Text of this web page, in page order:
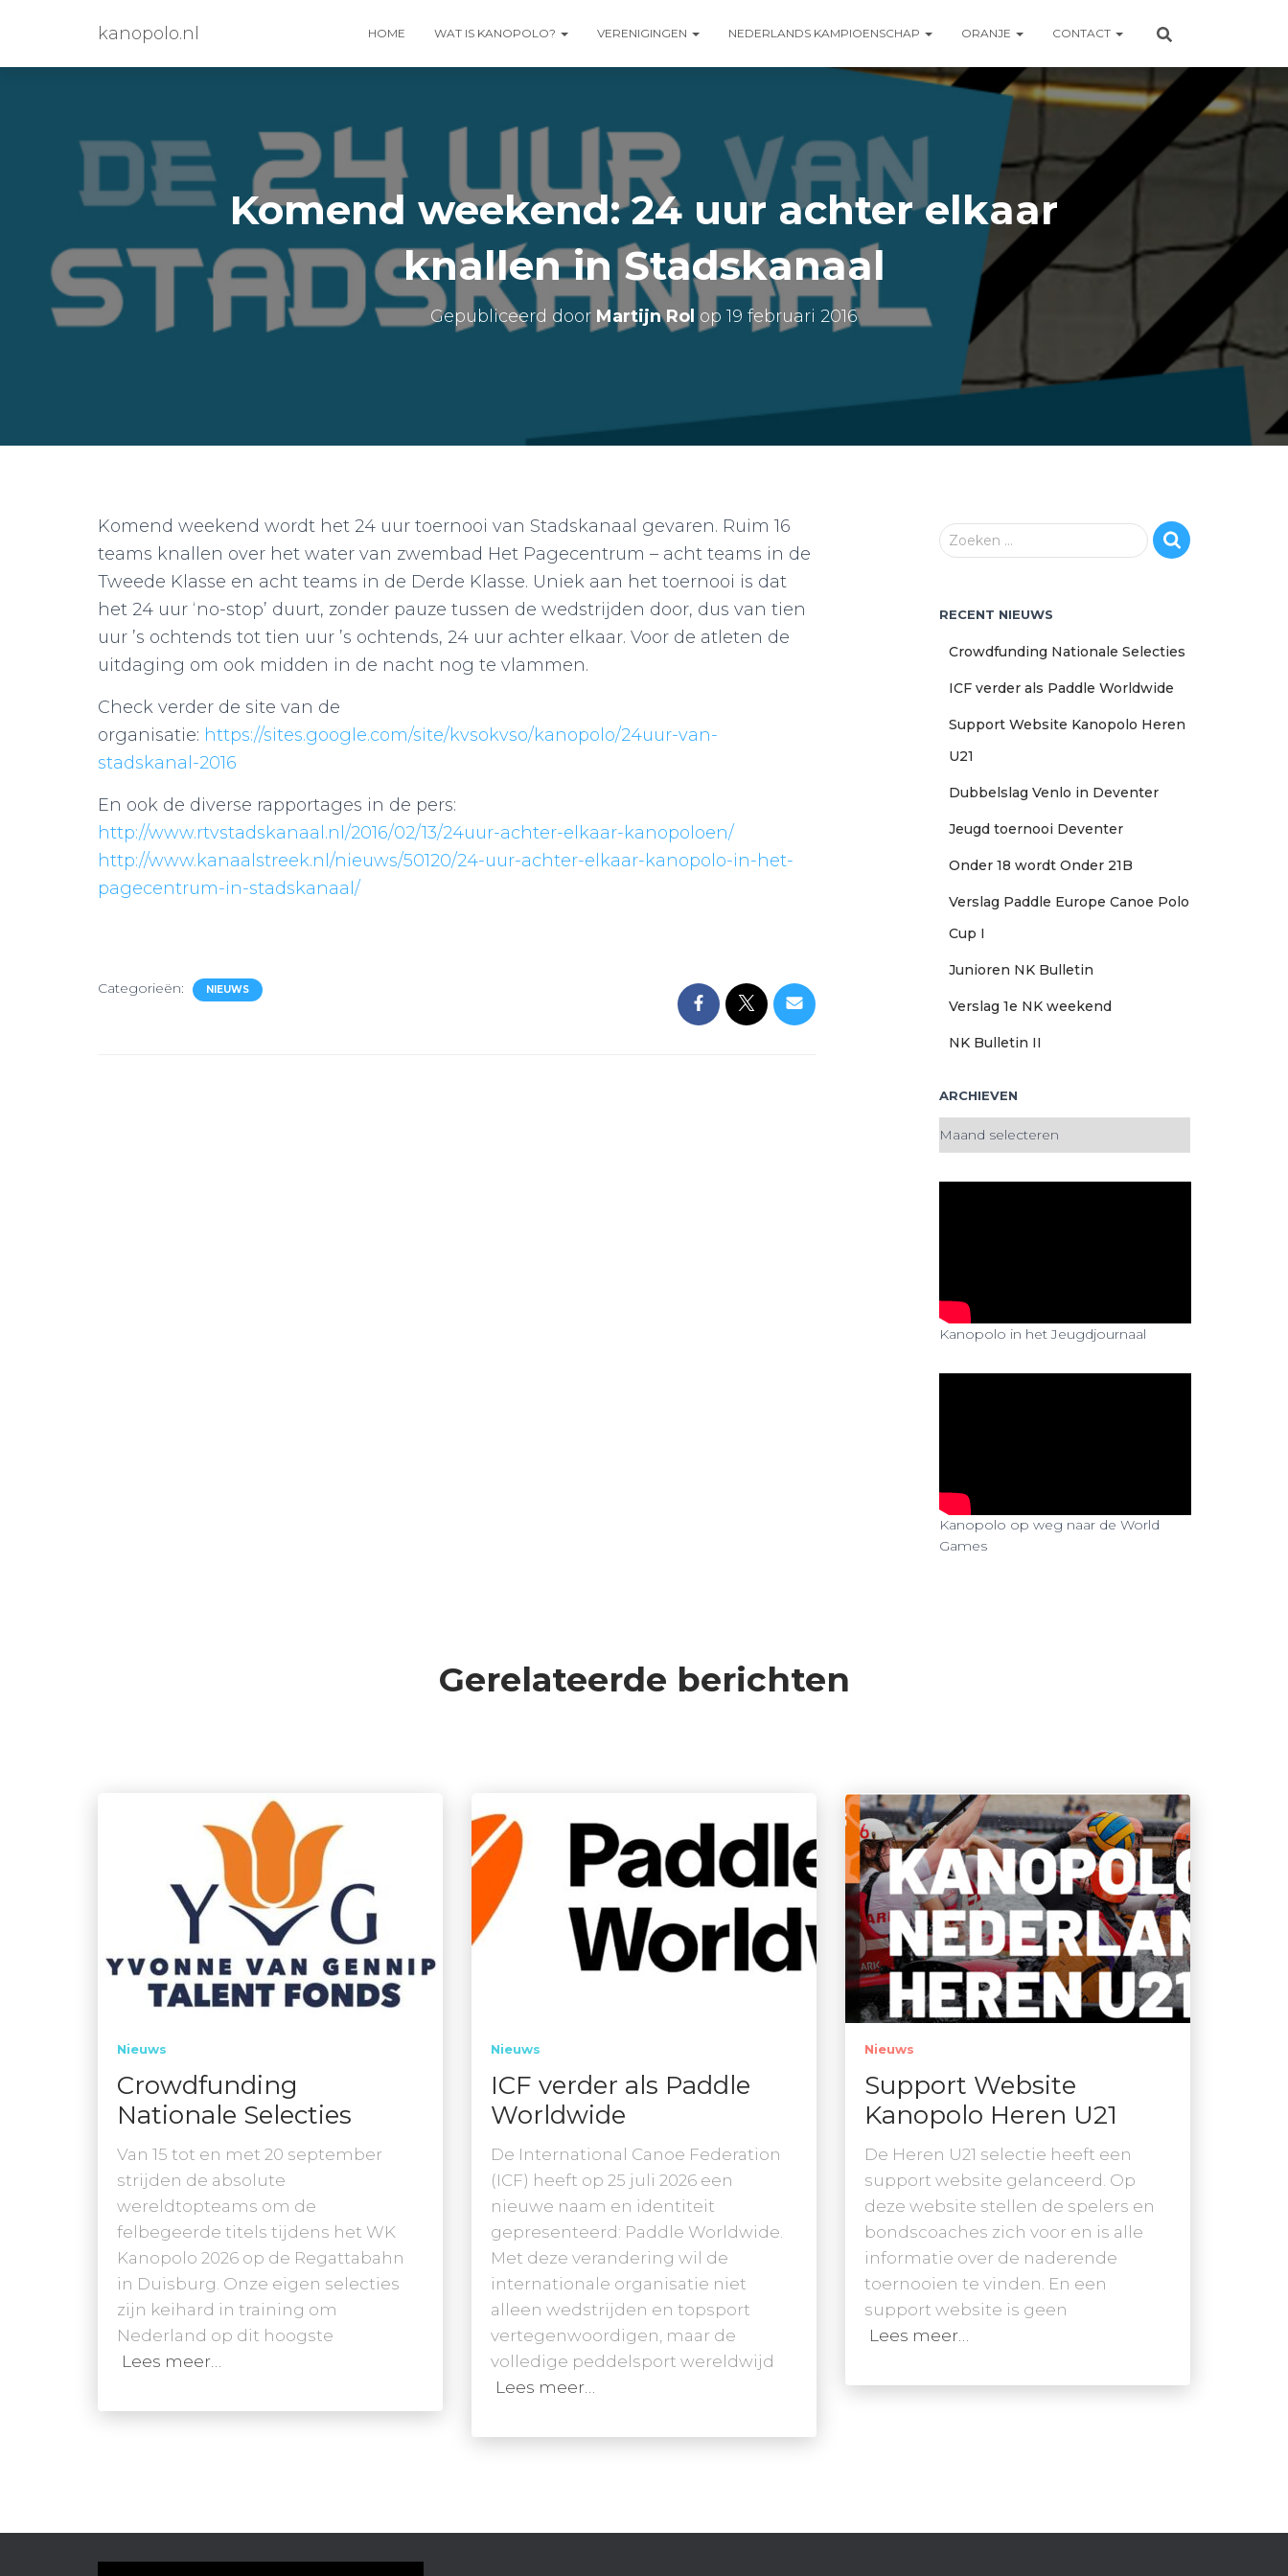
kanopolo.nl HOME WAT IS KANOPOLO? VERENIGINGEN NEDERLANDS KAMPIOENSCHAP ORANJE CONTACT
Komend weekend: 24 uur achter elkaar
knallen in Stadskanaal
Gepubliceerd door Martijn Rol op 19 februari 2016
Komend weekend wordt het 24 uur toernooi van Stadskanaal gevaren. Ruim 16
teams knallen over het water van zwembad Het Pagecentrum – acht teams in de
Tweede Klasse en acht teams in de Derde Klasse. Uniek aan het toernooi is dat
het 24 uur ‘no-stop’ duurt, zonder pauze tussen de wedstrijden door, dus van tien
uur ’s ochtends tot tien uur ’s ochtends, 24 uur achter elkaar. Voor de atleten de
uitdaging om ook midden in de nacht nog te vlammen.
Check verder de site van de
organisatie: https://sites.google.com/site/kvsokvso/kanopolo/24uur-van-
stadskanal-2016
En ook de diverse rapportages in de pers:
http://www.rtvstadskanaal.nl/2016/02/13/24uur-achter-elkaar-kanopoloen/
http://www.kanaalstreek.nl/nieuws/50120/24-uur-achter-elkaar-kanopolo-in-het-
pagecentrum-in-stadskanaal/
Categorieën: NIEUWS
Z
e
Zoeken …
RECENT NIEUWS
Crowdfunding Nationale Selecties
ICF verder als Paddle Worldwide
Support Website Kanopolo Heren
U21
Dubbelslag Venlo in Deventer
Jeugd toernooi Deventer
Onder 18 wordt Onder 21B
Verslag Paddle Europe Canoe Polo
Cup I
Junioren NK Bulletin
Verslag 1e NK weekend
NK Bulletin II
ARCHIEVEN
A
Kanopolo in het Jeugdjournaal
Kanopolo op weg naar de World
Games
Gerelateerde berichten
Nieuws
Crowdfunding
Nationale Selecties
Van 15 tot en met 20 september
strijden de absolute
wereldtopteams om de
felbegeerde titels tijdens het WK
Kanopolo 2026 op de Regattabahn
in Duisburg. Onze eigen selecties
zijn keihard in training om
Nederland op dit hoogste
Lees meer…
Nieuws
ICF verder als Paddle
Worldwide
De International Canoe Federation
(ICF) heeft op 25 juli 2026 een
nieuwe naam en identiteit
gepresenteerd: Paddle Worldwide.
Met deze verandering wil de
internationale organisatie niet
alleen wedstrijden en topsport
vertegenwoordigen, maar de
volledige peddelsport wereldwijd
Lees meer…
Nieuws
Support Website
Kanopolo Heren U21
De Heren U21 selectie heeft een
support website gelanceerd. Op
deze website stellen de spelers en
bondscoaches zich voor en is alle
informatie over de naderende
toernooien te vinden. En een
support website is geen
Lees meer…